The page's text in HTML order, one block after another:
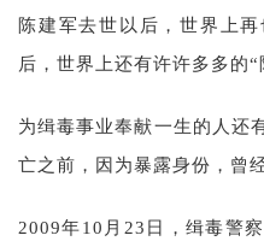
陈建军去世以后，世界上
后，世界上还有许许多多的“
为缉毒事业奉献一生的人还
亡之前，因为暴露身份，曾
2009年10月23日，缉毒警